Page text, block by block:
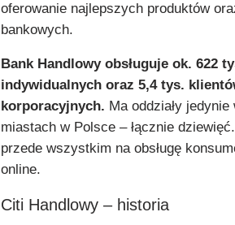
oferowanie najlepszych produktów
bankowych.
Bank Handlowy obsługuje ok. 622
indywidualnych oraz 5,4 tys. klientó
korporacyjnych. Ma oddziały
miastach w Polsce – łącznie
przede wszystkim na obsługę
online.
Citi Handlowy – historia